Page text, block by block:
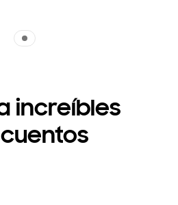
increíbles